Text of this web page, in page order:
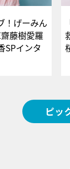
！げーみん
藤樹愛羅
SPインタ
ピッ